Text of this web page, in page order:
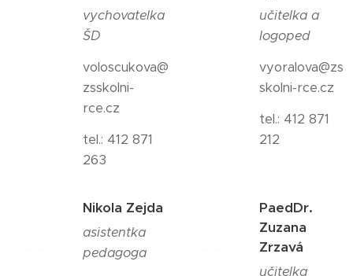
vychovatelka
ŠD
voloscukova@
zsskolni-
rce.cz
tel.: 412 871
263
učitelka a
logoped
vyoralova@zs
skolni-rce.cz
tel.: 412 871
212
Nikola Zejda
asistentka
pedagoga
PaedDr.
Zuzana
Zrzavá
učitelka